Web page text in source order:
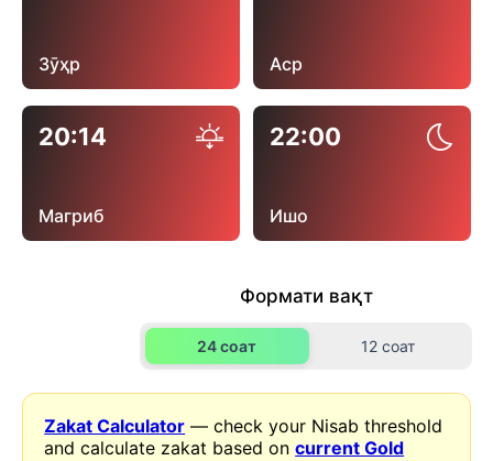
Зӯҳр Аср
20:14
Магриб
22:00
Ишо
Формати вақт
24 соат 12 соат
Zakat Calculator — check your Nisab threshold
and calculate zakat based oncurrent Gold